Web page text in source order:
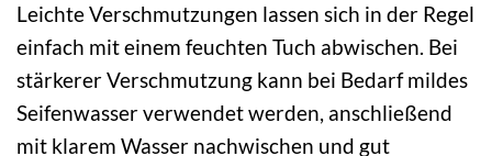
Leichte Verschmutzungen lassen sich in der Regel
einfach mit einem feuchten Tuch abwischen. Bei
stärkerer Verschmutzung kann bei Bedarf mildes
Seifenwasser verwendet werden, anschließend
mit klarem Wasser nachwischen und gut